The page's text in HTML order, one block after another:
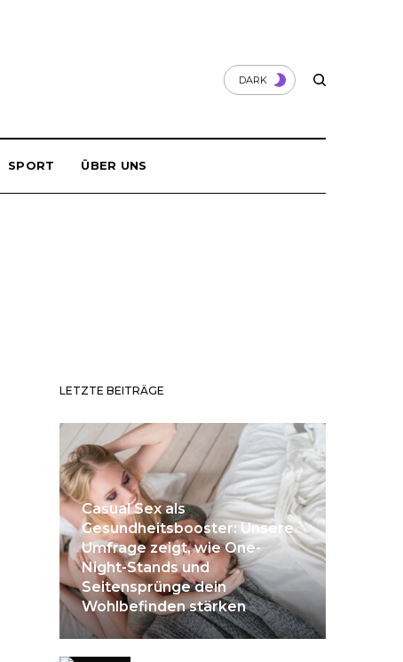
DARK
SPORT ÜBER UNS
LETZTE BEITRÄGE
Casual Sex als
Gesundheitsbooster: Unsere
Umfrage zeigt, wie One-
Night-Stands und
Seitensprünge dein
Wohlbefinden stärken